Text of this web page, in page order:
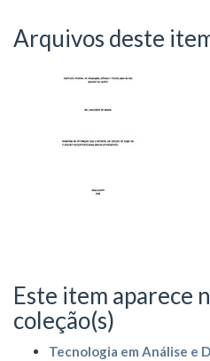
Arquivos deste
Este item aparece
coleção(s)
Tecnologia em Análise e